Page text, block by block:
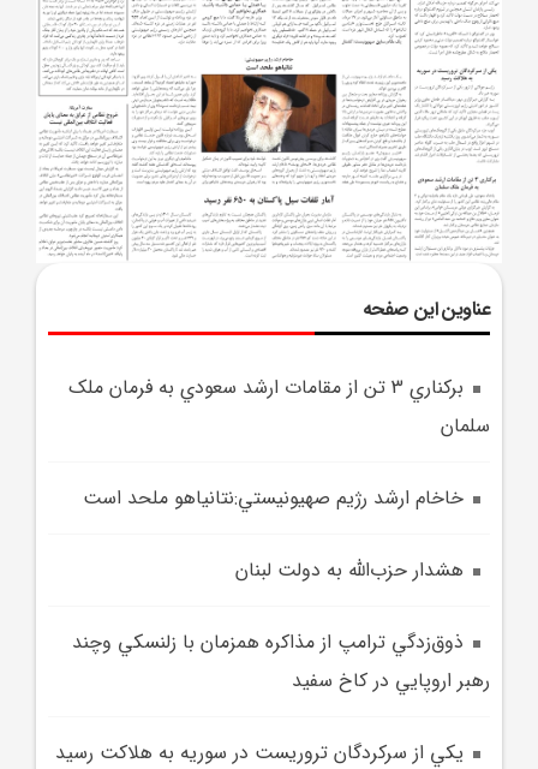
عناوین این صفحه
برکناري 3 تن از مقامات ارشد سعودي به فرمان ملک
سلمان
خاخام ارشد رژيم صهيونيستي:نتانياهو ملحد است
هشدار حزب‌الله به دولت لبنان
ذوق‌زدگي ترامپ از مذاکره همزمان با زلنسکي وچند
رهبر اروپايي در کاخ سفيد
يکي از سرکردگان تروريست در سوريه به هلاکت رسيد